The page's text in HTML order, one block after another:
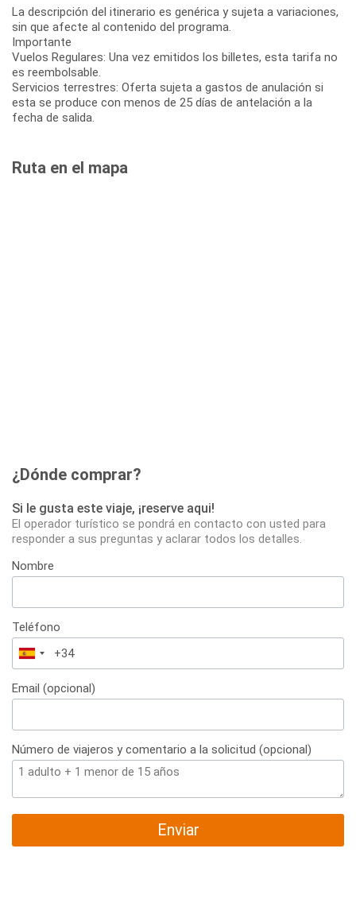
La descripción del itinerario es genérica y sujeta a variaciones,
sin que afecte al contenido del programa.
Importante
Vuelos Regulares: Una vez emitidos los billetes, esta tarifa no
es reembolsable.
Servicios terrestres: Oferta sujeta a gastos de anulación si
esta se produce con menos de 25 días de antelación a la
fecha de salida.
Ruta en el mapa
¿Dónde comprar?
Si le gusta este viaje, ¡reserve aqui!
El operador turístico se pondrá en contacto con usted para
responder a sus preguntas y aclarar todos los detalles.
Nombre
Teléfono
España
+34
Email (opcional)
Número de viajeros y comentario a la solicitud (opcional)
Enviar